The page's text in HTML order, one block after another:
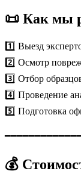
📜 Как мы
1️⃣ Выезд
2️⃣ Осмотр
3️⃣ Отбор
4️⃣ Проведение
5️⃣ Подготовка
💰